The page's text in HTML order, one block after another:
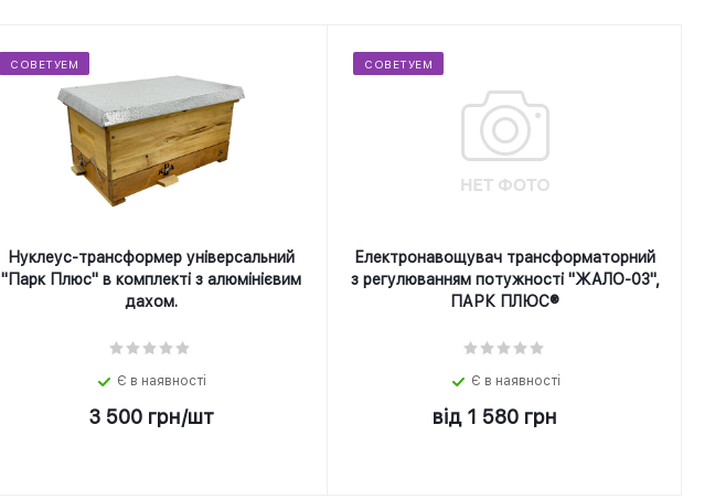
СОВЕТУЕМ
Нуклеус-трансформер універсальний
"Парк Плюс" в комплекті з алюмінієвим
дахом.
Є в наявності
3 500грн/шт
СОВЕТУЕМ
Електронавощувач трансформаторний
з регулюванням потужності "ЖАЛО-03",
ПАРК ПЛЮС®
Є в наявності
від 1 580 грн